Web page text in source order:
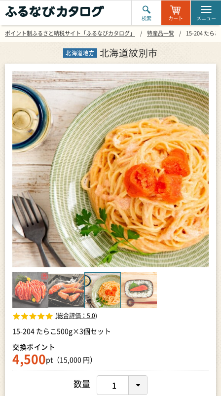
検索 カート メニュー
ポイント制ふるさと納税サイト「ふるなびカタログ」 特産品一覧 15-204 たら
北海道地方 北海道紋別市
(総合評価： 5.0)
15-204 たらこ500g×3個セット
交換ポイント
4,500pt（15,000 円）
数量